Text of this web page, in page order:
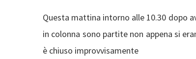
Questa mattina intorno alle 10.30 dopo
in colonna sono partite non appena si
è chiuso improvvisamente